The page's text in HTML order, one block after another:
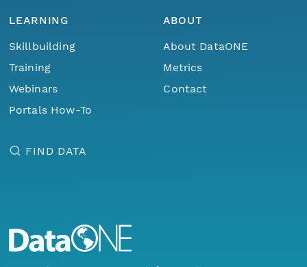
LEARNING
Skillbuilding
Training
Webinars
Portals How-To
ABOUT
About DataONE
Metrics
Contact
FIND DATA